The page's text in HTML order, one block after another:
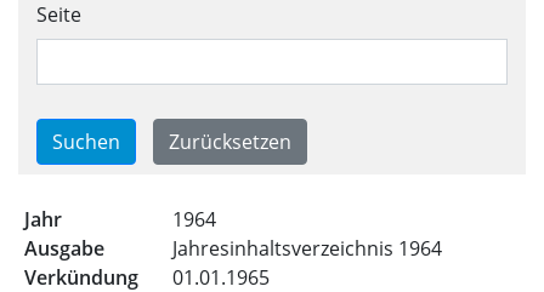
Seite
Trefferliste für alle
1964
Jahresinhaltsverzeichnis 1964
01.01.1965